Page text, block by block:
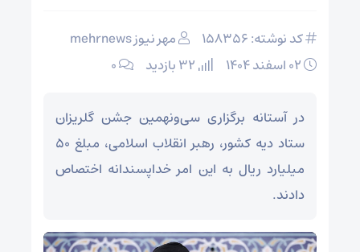
کد نوشته: 158356
مهر نیوز mehrnews
۰
در آستانه برگزاری سی‌ونهمین جشن گلریزان
ستاد دیه کشور، رهبر انقلاب اسلامی، مبلغ ۵۰
میلیارد ریال به این امر خداپسندانه اختصاص
دادند.